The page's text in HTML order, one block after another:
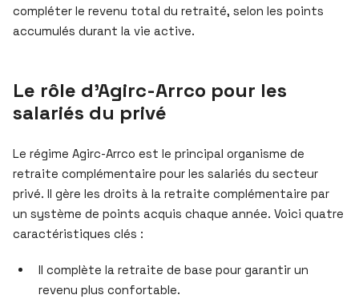
compléter le revenu total du retraité, selon les points
accumulés durant la vie active.
Le rôle d’Agirc-Arrco pour les
salariés du privé
Le régime Agirc-Arrco est le principal organisme de
retraite complémentaire pour les salariés du secteur
privé. Il gère les droits à la retraite complémentaire par
un système de points acquis chaque année. Voici quatre
caractéristiques clés :
Il complète la retraite de base pour garantir un
revenu plus confortable.